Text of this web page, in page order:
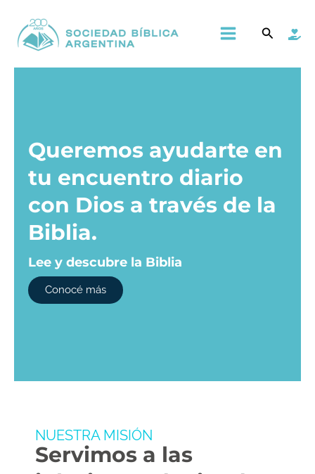
contenido
Buscar
Queremos ayudarte en
tu encuentro diario
con Dios a través de la
Biblia.​
Lee y descubre la Biblia
Conocé más
NUESTRA MISIÓN
Servimos a las